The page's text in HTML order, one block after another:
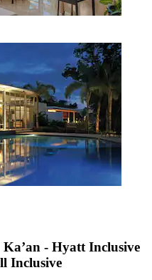
- Hyatt Inclusive
Inclusive